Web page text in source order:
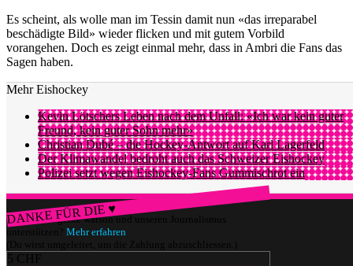
Es scheint, als wolle man im Tessin damit nun «das irreparabel
beschädigte Bild» wieder flicken und mit gutem Vorbild
vorangehen. Doch es zeigt einmal mehr, dass in Ambri die Fans das
Sagen haben.
Mehr Eishockey
Kevin Lötschers Leben nach dem Unfall: «Ich war kein guter
Freund, kein guter Sohn mehr»
Christian Dubé – die Hockey-Antwort auf Karl Lagerfeld
Der Klimawandel bedroht auch das Schweizer Eishockey
Polizei setzt wegen Eishockey-Fans Gummischrot ein
DANKE FÜR DIE ♥
Würdest du gerne watson und unseren Journalismus
unterstützen? Mehr erfahren
(Du wirst umgeleitet, um die Zahlung abzuschliessen.)
5 CHF